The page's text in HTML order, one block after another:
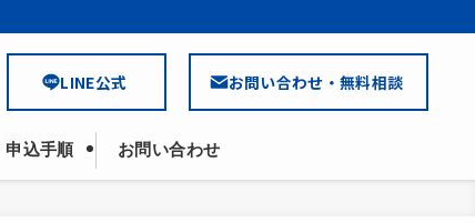
申込手順 お問い合わせ
LINE公式 お問い合わせ・無料相談